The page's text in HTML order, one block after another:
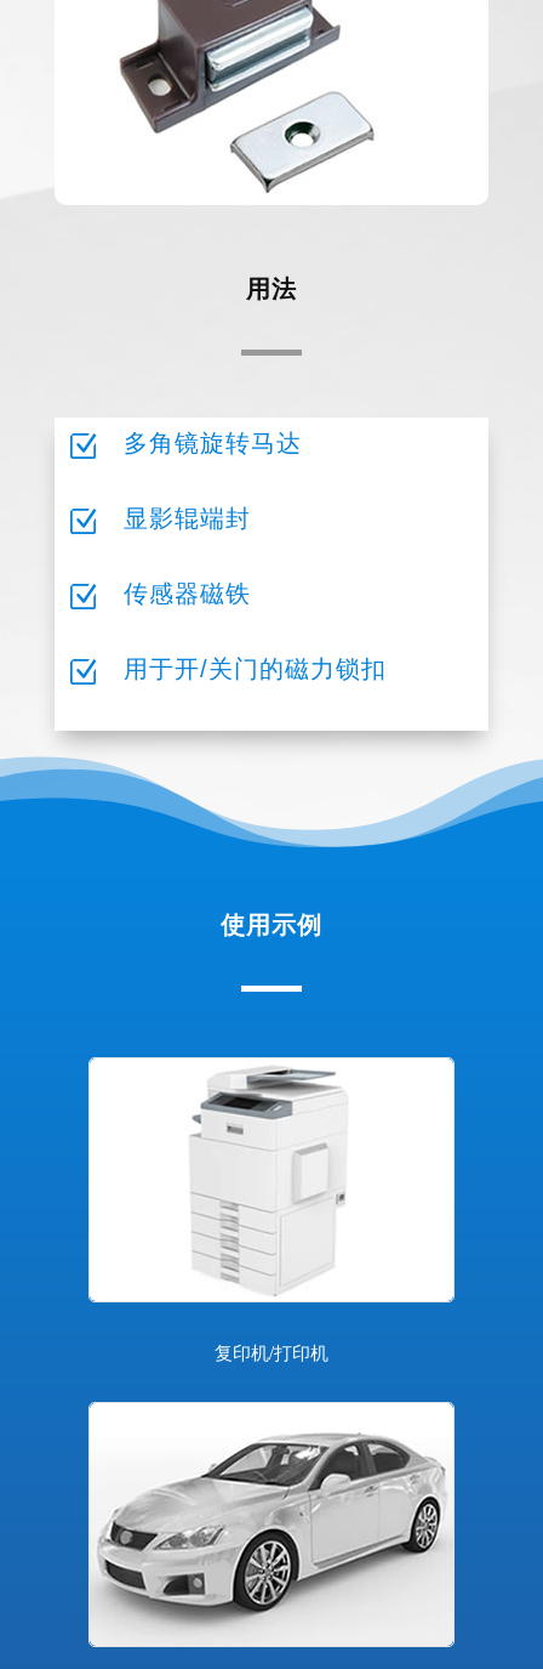
用法
Z 多角镜旋转马达
Z 显影辊端封
Z 传感器磁铁
Z 用于开/关门的磁力锁扣
使用示例
复印机/打印机